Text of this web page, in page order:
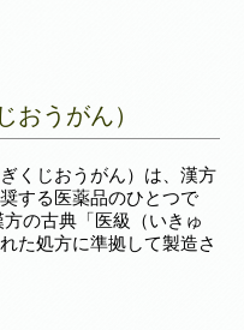
おうがん）
くじおうがん）は、漢方
する医薬品のひとつで
の古典「医級（いきゅ
た処方に準拠して製造さ